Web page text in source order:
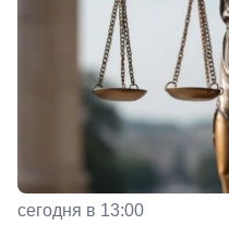
сегодня в 13:00